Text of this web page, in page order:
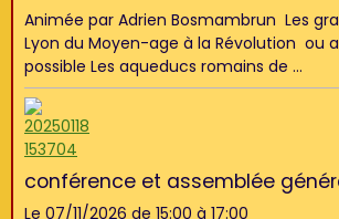
Animée par Adrien Bosmambrun Les
Lyon du Moyen-age à la Révolution ou
possible Les aqueducs romains de ...
conférence et assemblée
Le 07/11/2026 de 15:00 à 17:00